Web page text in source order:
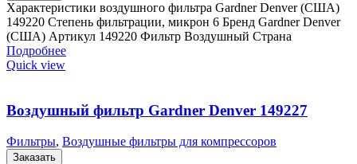
Характеристики воздушного фильтра Gardner Denver (США)
149220 Степень фильтрации, микрон 6 Бренд Gardner Denver
(США) Артикул 149220 Фильтр Воздушный Страна
Подробнее
Quick view
Воздушный фильтр Gardner Denver 149227
Фильтры, Воздушные фильтры для компрессоров
Заказать